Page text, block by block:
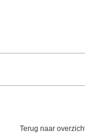
Terug naar